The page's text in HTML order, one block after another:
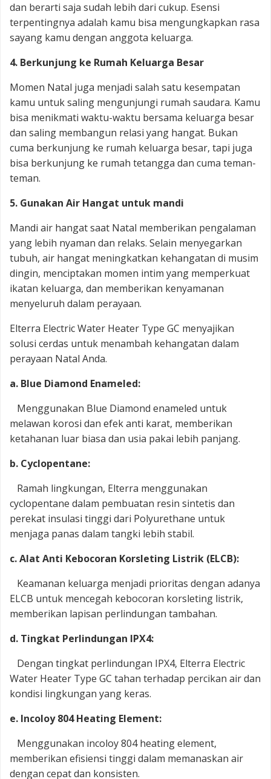
dan berarti saja sudah lebih dari cukup. Esensi
terpentingnya adalah kamu bisa mengungkapkan rasa
sayang kamu dengan anggota keluarga.
4. Berkunjung ke Rumah Keluarga Besar
Momen Natal juga menjadi salah satu kesempatan
kamu untuk saling mengunjungi rumah saudara. Kamu
bisa menikmati waktu-waktu bersama keluarga besar
dan saling membangun relasi yang hangat. Bukan
cuma berkunjung ke rumah keluarga besar, tapi juga
bisa berkunjung ke rumah tetangga dan cuma teman-
teman.
5. Gunakan Air Hangat untuk mandi
Mandi air hangat saat Natal memberikan pengalaman
yang lebih nyaman dan relaks. Selain menyegarkan
tubuh, air hangat meningkatkan kehangatan di musim
dingin, menciptakan momen intim yang memperkuat
ikatan keluarga, dan memberikan kenyamanan
menyeluruh dalam perayaan.
Elterra Electric Water Heater Type GC menyajikan
solusi cerdas untuk menambah kehangatan dalam
perayaan Natal Anda.
a. Blue Diamond Enameled:
Menggunakan Blue Diamond enameled untuk
melawan korosi dan efek anti karat, memberikan
ketahanan luar biasa dan usia pakai lebih panjang.
b. Cyclopentane:
Ramah lingkungan, Elterra menggunakan
cyclopentane dalam pembuatan resin sintetis dan
perekat insulasi tinggi dari Polyurethane untuk
menjaga panas dalam tangki lebih stabil.
c. Alat Anti Kebocoran Korsleting Listrik (ELCB):
Keamanan keluarga menjadi prioritas dengan adanya
ELCB untuk mencegah kebocoran korsleting listrik,
memberikan lapisan perlindungan tambahan.
d. Tingkat Perlindungan IPX4:
Dengan tingkat perlindungan IPX4, Elterra Electric
Water Heater Type GC tahan terhadap percikan air dan
kondisi lingkungan yang keras.
e. Incoloy 804 Heating Element:
Menggunakan incoloy 804 heating element,
memberikan efisiensi tinggi dalam memanaskan air
dengan cepat dan konsisten.